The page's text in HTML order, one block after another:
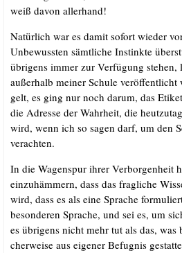
weiß davon allerhand!
Natür­lich war es damit sofort wie­der
Unbe­wuss­ten sämt­li­che Instink­te
übri­gens immer zur Ver­fü­gung ste­hen,
außer­halb mei­ner Schu­le
gelt, es ging nur noch dar­um, das
die Adres­se der Wahr­heit, die
wird, wenn ich so sagen darf, um den
verachten.
In die Wagen­spur ihrer Ver­bor­gen­heit
ein­zu­häm­mern, dass das frag­li­che
wird, dass es als eine Spra­che
beson­de­ren Spra­che, und sei es, um
es übri­gens nicht mehr tut als das,
cher­wei­se aus eige­ner Befug­nis